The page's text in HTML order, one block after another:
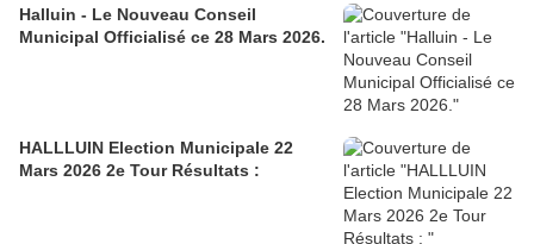
Halluin - Le Nouveau Conseil
Municipal Officialisé ce 28 Mars 2026.
HALLLUIN Election Municipale 22
Mars 2026 2e Tour Résultats :